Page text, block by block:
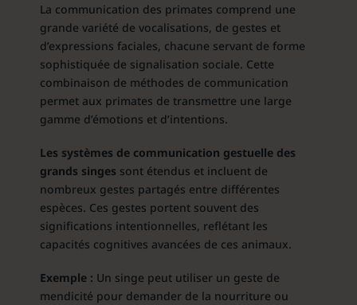
La communication des primates comprend une
grande variété de vocalisations, de gestes et
d’expressions faciales, chacune servant de forme
sophistiquée de signalisation sociale. Cette
combinaison de méthodes de communication
permet aux primates de transmettre une large
gamme d’émotions et d’intentions.
Les systèmes de communication gestuelle des
grands singes sont étendus et incluent de
nombreux gestes partagés entre différentes
espèces. Ces gestes portent souvent des
significations intentionnelles, reflétant les
capacités cognitives avancées de ces animaux.
Exemple : Un singe peut utiliser un geste de
mendicité pour demander de la nourriture ou